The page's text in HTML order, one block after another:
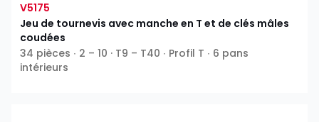
V5175
Jeu de tournevis avec manche en T et de clés mâles
coudées
34 pièces ∙ 2 – 10 · T9 – T40 ∙ Profil T ∙ 6 pans
intérieurs